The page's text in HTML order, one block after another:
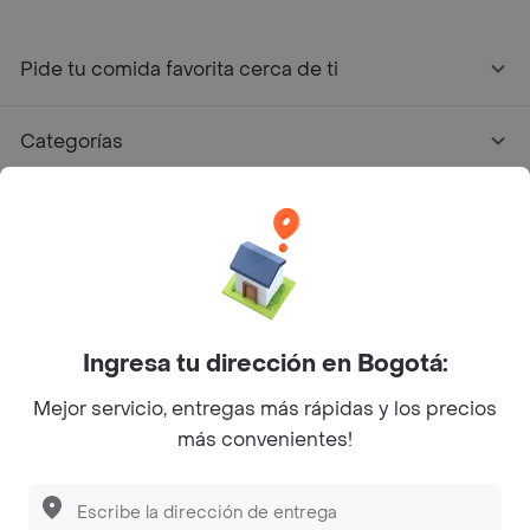
Pide tu comida favorita cerca de ti
Categorías
Facebook
Twitter
Instagram
©2026Rappi Inc. All rights reserved.
Ingresa tu dirección en Bogotá:
Mejor servicio, entregas más rápidas y los precios
más convenientes!